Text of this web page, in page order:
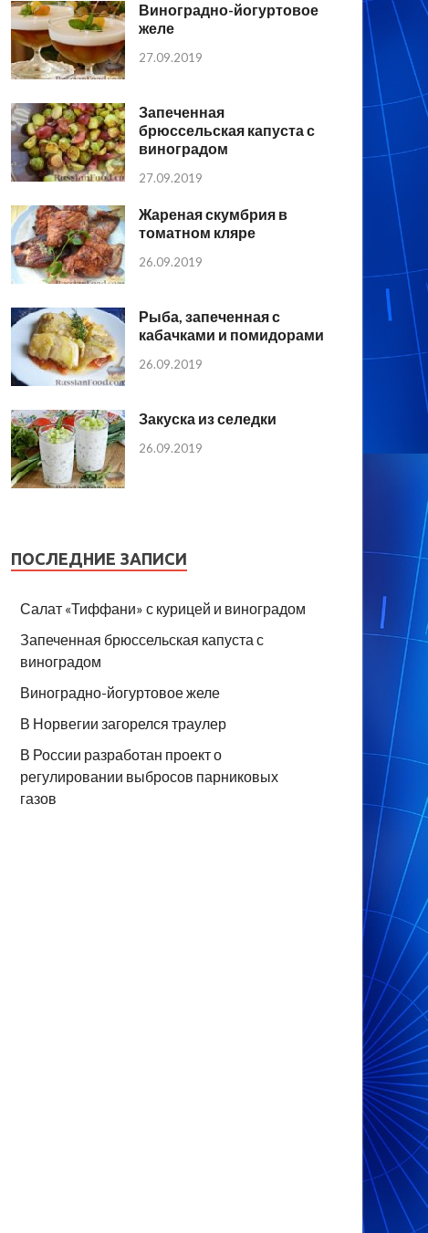
Виноградно-йогуртовое
желе
27.09.2019
Запеченная
брюссельская капуста с
виноградом
27.09.2019
Жареная скумбрия в
томатном кляре
26.09.2019
Рыба, запеченная с
кабачками и помидорами
26.09.2019
Закуска из селедки
26.09.2019
ПОСЛЕДНИЕ ЗАПИСИ
Салат «Тиффани» с курицей и виноградом
Запеченная брюссельская капуста с
виноградом
Виноградно-йогуртовое желе
В Норвегии загорелся траулер
В России разработан проект о
регулировании выбросов парниковых
газов